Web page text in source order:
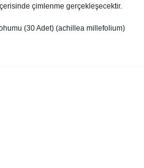
çimlenme gerçekleşecektir.
(30 Adet) (achillea millefolium)